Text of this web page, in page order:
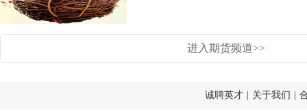
进入期货频道>>
诚聘英才 关于我们